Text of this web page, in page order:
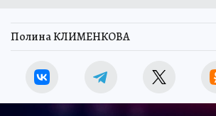
Полина КЛИМЕНКОВА